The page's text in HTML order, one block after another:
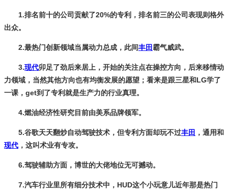
1.排名前十的公司贡献了20%的专利，排名前三的公司表现则格外
出众。
2.最热门创新领域当属动力总成，此间丰田霸气威武。
3.现代卯足了劲后来居上，开始的关注点在操控方向，后来移情动
力领域，当然其他方向也有均衡发展的愿望；看来是跟三星和LG学了
一课，get到了专利就是生产力的行业真理。
4.燃油经济性研究目前由美系品牌领军。
5.谷歌天天翻炒自动驾驶技术，但专利方面却玩不过丰田 ，通用和
现代 ，这叫术业有专攻。
6.驾驶辅助方面，博世的大佬地位无可撼动。
7.汽车行业里所有细分技术中，HUD这个小玩意儿近年那是热门